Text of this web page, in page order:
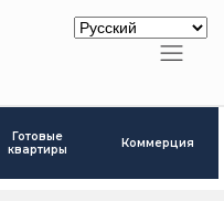
Готовые
квартиры
Коммерция